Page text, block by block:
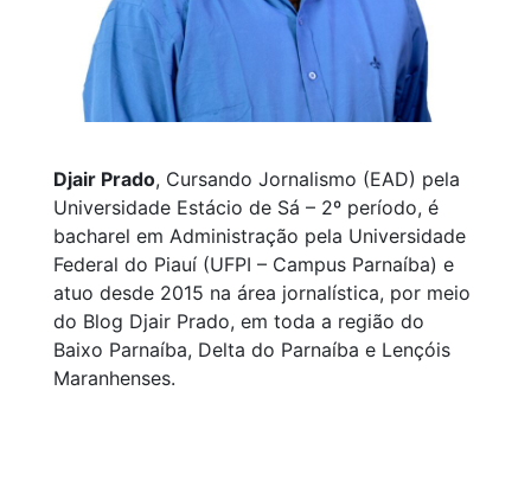
Djair Prado, Cursando Jornalismo (EAD) pela
Universidade Estácio de Sá – 2º período, é
bacharel em Administração pela Universidade
Federal do Piauí (UFPI – Campus Parnaíba) e
atuo desde 2015 na área jornalística, por meio
do Blog Djair Prado, em toda a região do
Baixo Parnaíba, Delta do Parnaíba e Lençóis
Maranhenses.